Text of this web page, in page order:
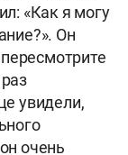
«Как я могу
Он
увидели,
очень